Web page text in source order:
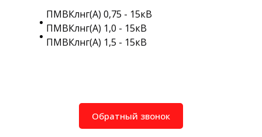
ПМВКлнг(A) 0,75 - 15кВ
ПМВКлнг(A) 1,0 - 15кВ
ПМВКлнг(A) 1,5 - 15кВ
Обратный звонок